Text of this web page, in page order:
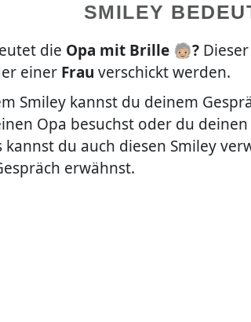
SMILEY
die Opa mit Brille 🧓🏼?
einer Frau verschickt werden.
Smiley kannst du deinem
Opa besuchst oder du
kannst du auch diesen Smiley
erwähnst.